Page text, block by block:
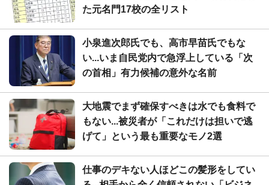
た元名門17校の全リスト
小泉進次郎氏でも、高市早苗氏でもな
い...いま自民党内で急浮上している「次
の首相」有力候補の意外な名前
大地震でまず確保すべきは水でも食料で
もない...被災者が「これだけは担いで逃
げて」という最も重要なモノ2選
仕事のデキない人ほどこの髪形をしてい